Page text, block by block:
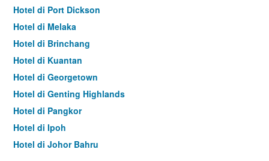
Hotel di Port Dickson
Hotel di Melaka
Hotel di Brinchang
Hotel di Kuantan
Hotel di Georgetown
Hotel di Genting Highlands
Hotel di Pangkor
Hotel di Ipoh
Hotel di Johor Bahru